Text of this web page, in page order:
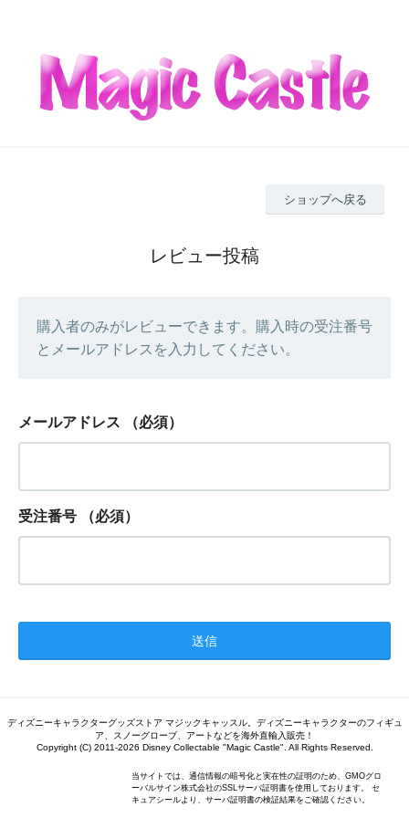
ショップへ戻る
レビュー投稿
購入者のみがレビューできます。購入時の受注番号
とメールアドレスを入力してください。
メールアドレス （必須）
受注番号 （必須）
ディズニーキャラクターグッズストア マジックキャッスル。ディズニーキャラクターのフィギュ
ア、スノーグローブ、アートなどを海外直輸入販売！
Copyright (C) 2011-2026 Disney Collectable "Magic Castle". All Rights Reserved.
当サイトでは、通信情報の暗号化と実在性の証明のため、GMOグロ
ーバルサイン株式会社のSSLサーバ証明書を使用しております。 セ
キュアシールより、サーバ証明書の検証結果をご確認ください。